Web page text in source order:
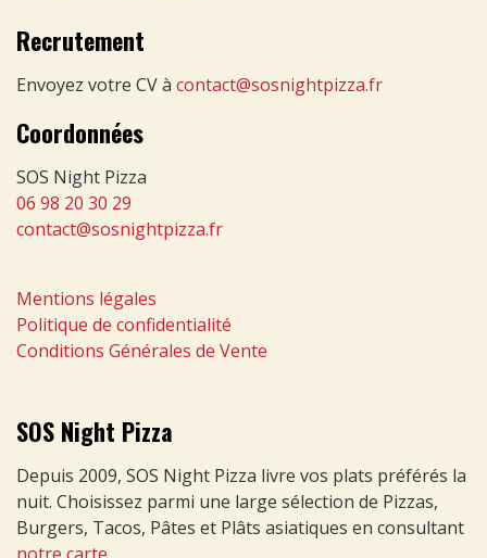
Recrutement
Envoyez votre CV à contact@sosnightpizza.fr
Coordonnées
SOS Night Pizza
06 98 20 30 29
contact@sosnightpizza.fr
Mentions légales
Politique de confidentialité
Conditions Générales de Vente
SOS Night Pizza
Depuis 2009, SOS Night Pizza livre vos plats préférés la
nuit. Choisissez parmi une large sélection de Pizzas,
Burgers, Tacos, Pâtes et Plâts asiatiques en consultant